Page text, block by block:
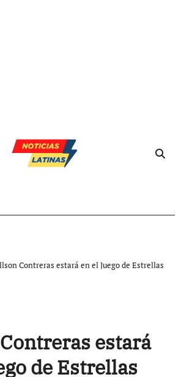
Contreras estará en el Juego de Estrellas
estará
de Estrellas